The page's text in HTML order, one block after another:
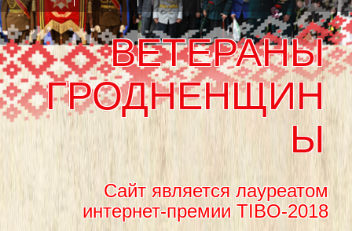
ВЕТЕРАНЫ
ГРОДНЕНЩИН
Ы
Сайт является лауреатом
интернет-премии TIBO-2018